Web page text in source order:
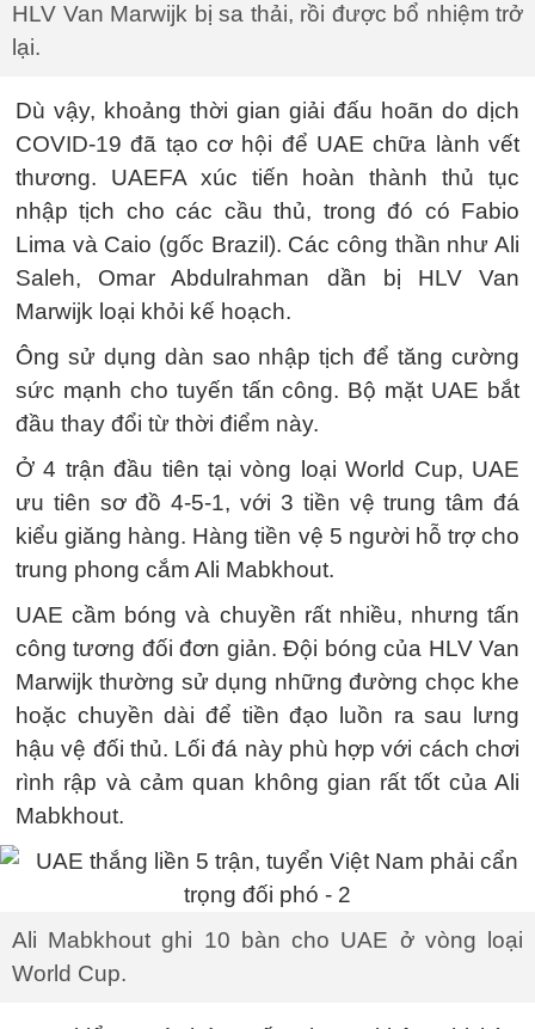
HLV Van Marwijk bị sa thải, rồi được bổ nhiệm trở
lại.
Dù vậy, khoảng thời gian giải đấu hoãn do dịch
COVID-19 đã tạo cơ hội để UAE chữa lành vết
thương. UAEFA xúc tiến hoàn thành thủ tục
nhập tịch cho các cầu thủ, trong đó có Fabio
Lima và Caio (gốc Brazil). Các công thần như Ali
Saleh, Omar Abdulrahman dần bị HLV Van
Marwijk loại khỏi kế hoạch.
Ông sử dụng dàn sao nhập tịch để tăng cường
sức mạnh cho tuyến tấn công. Bộ mặt UAE bắt
đầu thay đổi từ thời điểm này.
Ở 4 trận đầu tiên tại vòng loại World Cup, UAE
ưu tiên sơ đồ 4-5-1, với 3 tiền vệ trung tâm đá
kiểu giăng hàng. Hàng tiền vệ 5 người hỗ trợ cho
trung phong cắm Ali Mabkhout.
UAE cầm bóng và chuyền rất nhiều, nhưng tấn
công tương đối đơn giản. Đội bóng của HLV Van
Marwijk thường sử dụng những đường chọc khe
hoặc chuyền dài để tiền đạo luồn ra sau lưng
hậu vệ đối thủ. Lối đá này phù hợp với cách chơi
rình rập và cảm quan không gian rất tốt của Ali
Mabkhout.
Ali Mabkhout ghi 10 bàn cho UAE ở vòng loại
World Cup.